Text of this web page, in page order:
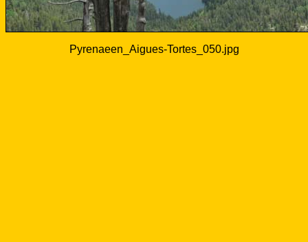
Pyrenaeen_Aigues-Tortes_050.jpg